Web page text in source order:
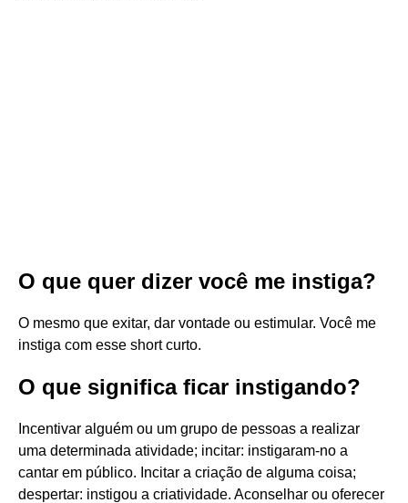
O que quer dizer você me instiga?
O mesmo que exitar, dar vontade ou estimular. Você me
instiga com esse short curto.
O que significa ficar instigando?
Incentivar alguém ou um grupo de pessoas a realizar
uma determinada atividade; incitar: instigaram-no a
cantar em público. Incitar a criação de alguma coisa;
despertar: instigou a criatividade. Aconselhar ou oferecer